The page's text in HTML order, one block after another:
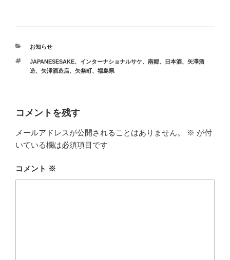
カ
ゴ
リ
お知らせ
タ
グ
JAPANESESAKE、 インターナショナルサケ、 南郷、 日本酒、 矢澤酒
造、 矢澤酒造店、 矢祭町、 福島県
コメントを残す
メールアドレスが公開されることはありません。 ※ が付
いている欄は必須項目です
コメント ※